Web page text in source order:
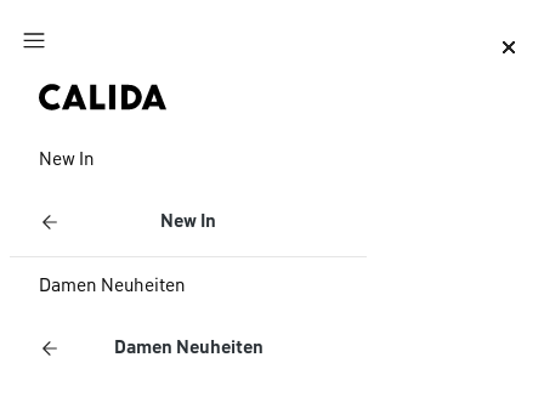
Zum Hauptinhalt springen
New In
New In
Damen Neuheiten
Damen Neuheiten